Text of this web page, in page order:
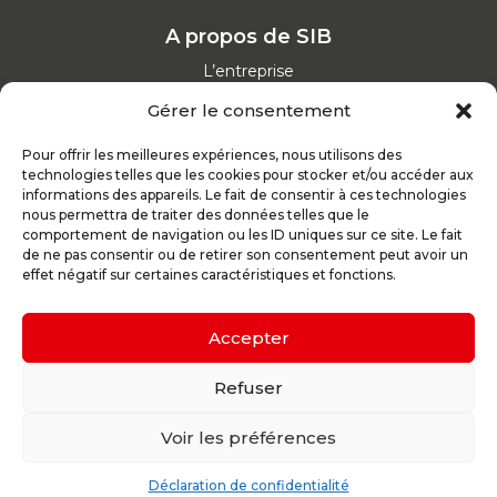
Gérer le consentement
Pour offrir les meilleures expériences, nous utilisons des
technologies telles que les cookies pour stocker et/ou accéder aux
informations des appareils. Le fait de consentir à ces technologies
nous permettra de traiter des données telles que le
comportement de navigation ou les ID uniques sur ce site. Le fait
de ne pas consentir ou de retirer son consentement peut avoir un
effet négatif sur certaines caractéristiques et fonctions.
Accepter
Refuser
Voir les préférences
Déclaration de confidentialité
A propos de SIB
L’entreprise
Parcours d'achat
Nos garanties
Nos offres d’emploi
Actualités
Inspirez-vous
Nos conseils
Configurateur
Parrain d’excellence
Politique de confidentialité